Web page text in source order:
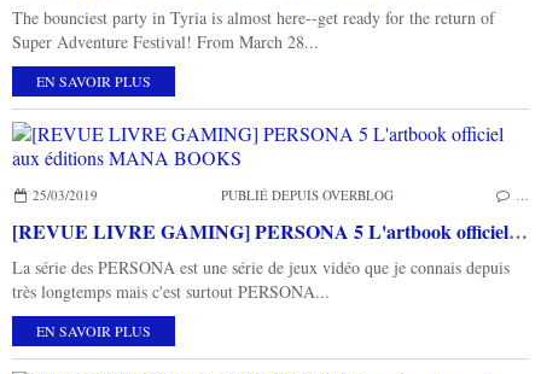
The bounciest party in Tyria is almost here--get ready for the return of
Super Adventure Festival! From March 28...
EN SAVOIR PLUS
25/03/2019 PUBLIÉ DEPUIS OVERBLOG …
[REVUE LIVRE GAMING] PERSONA 5 L'artbook officiel aux éditions MANA BOOKS
La série des PERSONA est une série de jeux vidéo que je connais depuis
très longtemps mais c'est surtout PERSONA...
EN SAVOIR PLUS